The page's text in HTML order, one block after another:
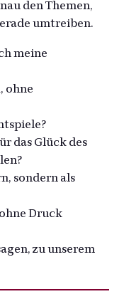
den Themen,
umtreiben.
meine
, ohne
das Glück des
sondern als
Druck
zu unserem